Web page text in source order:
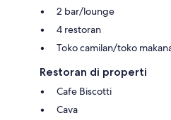
2 bar/lounge
4 restoran
Toko camilan/toko
Restoran di properti
Cafe Biscotti
Cava